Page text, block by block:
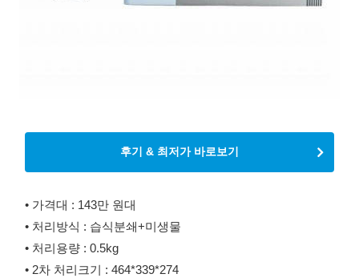
후기 & 최저가 바로보기
• 가격대 : 143만 원대
• 처리방식 : 습식분쇄+미생물
• 처리용량 : 0.5kg
• 2차 처리크기 : 464*339*274